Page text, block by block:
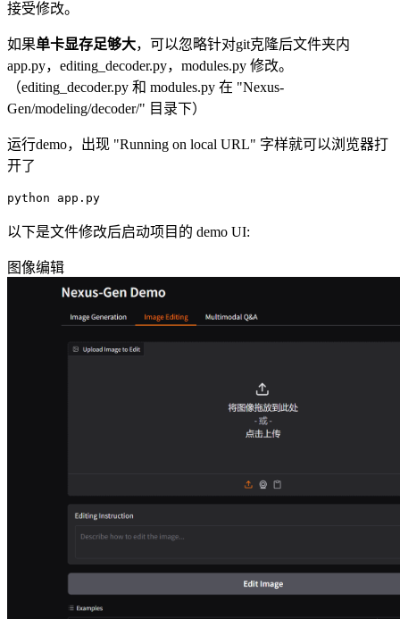
接受修改。
如果单卡显存足够大，可以忽略针对git克隆后文件夹内
app.py，editing_decoder.py，modules.py 修改。
（editing_decoder.py 和 modules.py 在 "Nexus-
Gen/modeling/decoder/" 目录下）
运行demo，出现 "Running on local URL" 字样就可以浏览器打
开了
python app.py
以下是文件修改后启动项目的 demo UI:
图像编辑